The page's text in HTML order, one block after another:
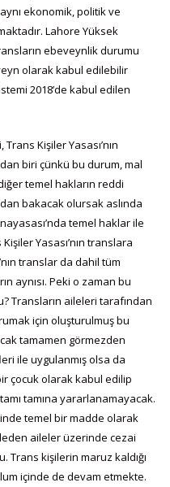
ekonomik, politik ve
Lahore Yüksek
ebeveynlik durumu
olarak kabul edilebilir
2018’de kabul edilen
Kişiler Yasası’nın
biri çünkü bu durum, mal
temel hakların reddi
bakacak olursak aslında
temel haklar ile
Yasası’nın translara
translar da dahil tüm
aynısı. Peki o zaman bu
Transların aileleri tarafından
için oluşturulmuş bu
tamamen görmezden
ile uygulanmış olsa da
çocuk olarak kabul edilip
tamına yararlanamayacak.
temel bir madde olarak
aileler üzerinde cezai
kişilerin maruz kaldığı
içinde de devam etmekte.